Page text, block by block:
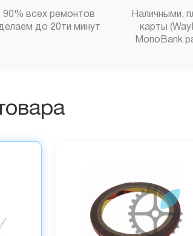
90% всех ремонтов
до 20ти минут
Наличными,
карты
MonoBank